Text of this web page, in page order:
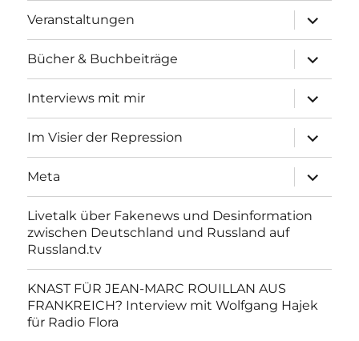
Veranstaltungen
anzeigen
Bücher & Buchbeiträge
anzeigen
Interviews mit mir
anzeigen
Im Visier der Repression
anzeigen
Meta
anzeigen
Livetalk über Fakenews und Desinformation
zwischen Deutschland und Russland auf
Russland.tv
KNAST FÜR JEAN-MARC ROUILLAN AUS
FRANKREICH? Interview mit Wolfgang Hajek
für Radio Flora